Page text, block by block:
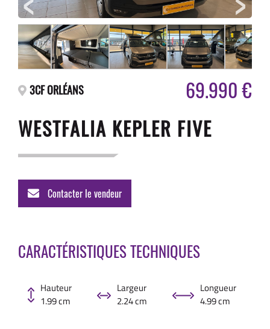
3CF ORLÉANS
69.990 €
WESTFALIA KEPLER FIVE
Contacter le vendeur
CARACTÉRISTIQUES TECHNIQUES
Hauteur
1.99 cm
Largeur
2.24 cm
Longueur
4.99 cm